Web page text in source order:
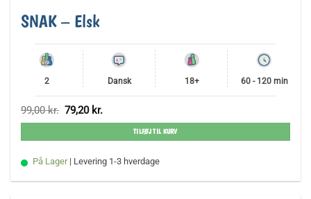
SNAK – Elsk
2 Dansk 18+ 60 - 120 min
99,00kr. Den
oprindelige
pris
99,00 kr..
79,20 kr.
aktuelle
pris
79,20 kr..
TILFØJ TIL KURV
På Lager | Levering 1-3 hverdage